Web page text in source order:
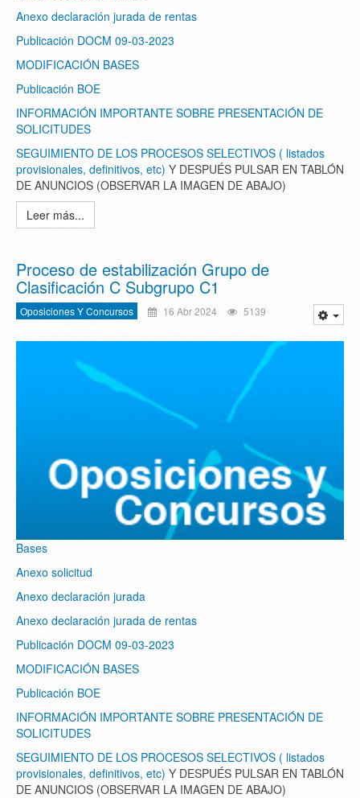
Anexo declaración jurada de rentas
Publicación DOCM 09-03-2023
MODIFICACIÓN BASES
Publicación BOE
INFORMACIÓN IMPORTANTE SOBRE PRESENTACIÓN DE
SOLICITUDES
SEGUIMIENTO DE LOS PROCESOS SELECTIVOS ( listados
provisionales, definitivos, etc) Y DESPUÉS PULSAR EN TABLÓN
DE ANUNCIOS (OBSERVAR LA IMAGEN DE ABAJO)
Leer más...
Proceso de estabilización Grupo de
Clasificación C Subgrupo C1
Oposiciones Y Concursos 16 Abr 2024 5139
Bases
Anexo solicitud
Anexo declaración jurada
Anexo declaración jurada de rentas
Publicación DOCM 09-03-2023
MODIFICACIÓN BASES
Publicación BOE
INFORMACIÓN IMPORTANTE SOBRE PRESENTACIÓN DE
SOLICITUDES
SEGUIMIENTO DE LOS PROCESOS SELECTIVOS ( listados
provisionales, definitivos, etc) Y DESPUÉS PULSAR EN TABLÓN
DE ANUNCIOS (OBSERVAR LA IMAGEN DE ABAJO)